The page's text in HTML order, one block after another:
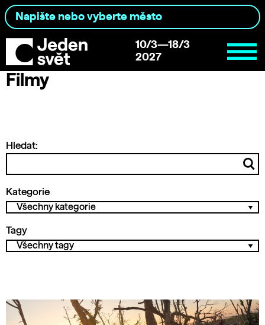
10/3—18/3
2027
Filmy
Hledat:
Kategorie
Tagy